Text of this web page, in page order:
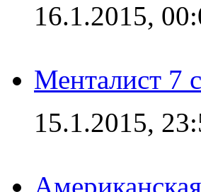
16.1.2015,
Менталист 7
15.1.2015,